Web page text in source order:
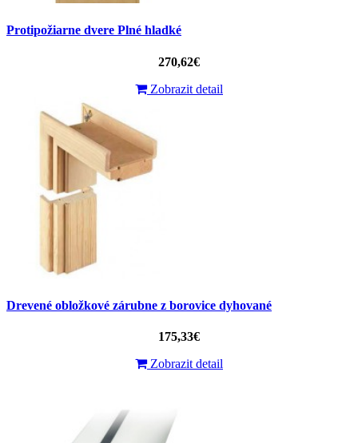
Protipožiarne dvere Plné hladké
270,62€
Zobrazit detail
Drevené obložkové zárubne z borovice dyhované
175,33€
Zobrazit detail